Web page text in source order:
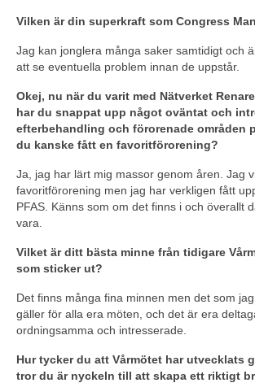
Vilken är din superkraft som Congress
Jag kan jonglera många saker samtidigt och
att se eventuella problem innan de uppstår.
Okej, nu när du varit med Nätverket
har du snappat upp något oväntat och
efterbehandling och förorenade områden
du kanske fått en favoritförorening?
Ja, jag har lärt mig massor genom åren. Jag
favoritförorening men jag har verkligen fått
PFAS. Känns som om det finns i och överallt
vara.
Vilket är ditt bästa minne från tidigare
som sticker ut?
Det finns många fina minnen men det som jag
gäller för alla era möten, och det är era
ordningsamma och intresserade.
Hur tycker du att Vårmötet har utvecklats
tror du är nyckeln till att skapa ett riktigt